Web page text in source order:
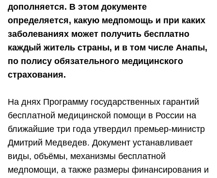
дополняется. В этом документе
определяется, какую медпомощь и при каких
заболеваниях может получить бесплатно
каждый житель страны, и в том числе Анапы,
по полису обязательного медицинского
страхования.
На днях Программу государственных гарантий
бесплатной медицинской помощи в России на
ближайшие три года утвердил премьер-министр
Дмитрий Медведев. Документ устанавливает
виды, объёмы, механизмы бесплатной
медпомощи, а также размеры финансирования и